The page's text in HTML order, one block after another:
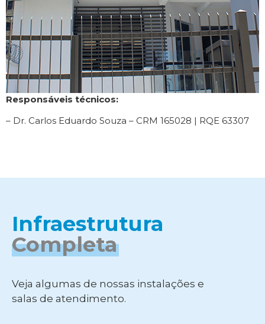
Responsáveis técnicos:
– Dr. Carlos Eduardo Souza – CRM 165028 | RQE 63307
Infraestrutura
Completa
Veja algumas de nossas instalações e
salas de atendimento.